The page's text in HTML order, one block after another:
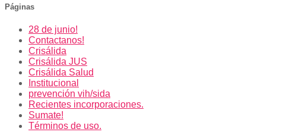
Páginas
28 de junio!
Contactanos!
Crisálida
Crisálida JUS
Crisálida Salud
Institucional
prevención vih/sida
Recientes incorporaciones.
Sumate!
Términos de uso.